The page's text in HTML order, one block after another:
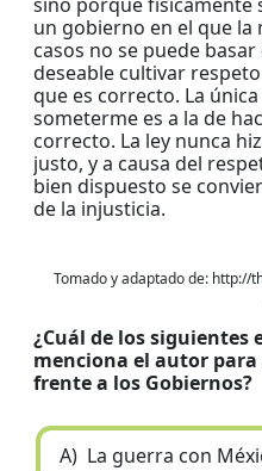
un gobierno en el que
casos no se puede
deseable cultivar
que es correcto. La
someterme es a la de
correcto. La ley nunca
justo, y a causa del
bien dispuesto se
de la injusticia.
Tomado y adaptado de: http://
¿Cuál de los siguientes
menciona el autor
frente a los Gobiernos?
A) La guerra con